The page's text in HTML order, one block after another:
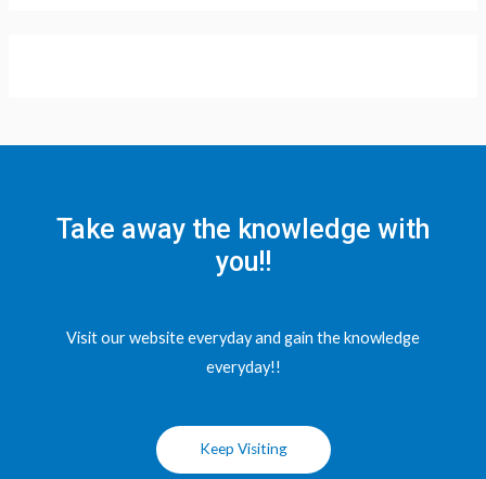
Take away the knowledge with
you!!
Visit our website everyday and gain the knowledge
everyday!!
Keep Visiting